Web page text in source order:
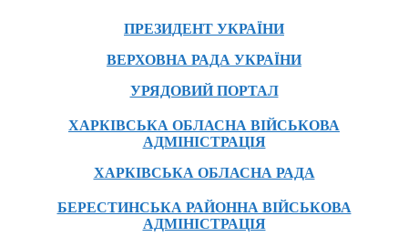
ПРЕЗИДЕНТ УКРАЇНИ
ВЕРХОВНА РАДА УКРАЇНИ
УРЯДОВИЙ ПОРТАЛ
ХАРКІВСЬКА ОБЛАСНА ВІЙСЬКОВА
АДМІНІСТРАЦІЯ
ХАРКІВСЬКА ОБЛАСНА РАДА
БЕРЕСТИНСЬКА РАЙОННА ВІЙСЬКОВА
АДМІНІСТРАЦІЯ